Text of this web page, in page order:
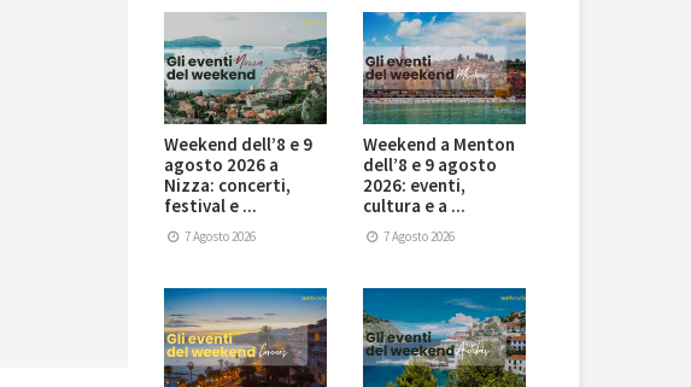
Weekend dell’8 e 9
agosto 2026 a
Nizza: concerti,
festival e ...
7 Agosto 2026
Weekend a Menton
dell’8 e 9 agosto
2026: eventi,
cultura e a ...
7 Agosto 2026